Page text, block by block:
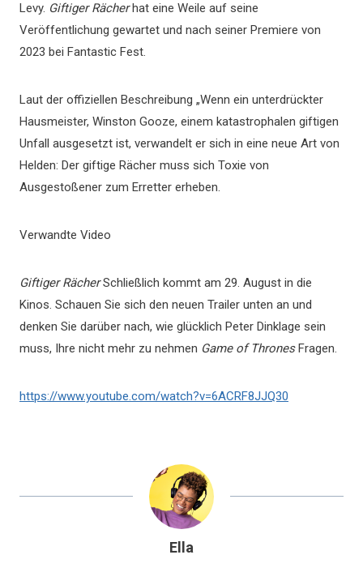
Levy. Giftiger Rächerhat eine Weile auf seine
Veröffentlichung gewartet und nach seiner Premiere von
2023 bei Fantastic Fest.
Laut der offiziellen Beschreibung „Wenn ein unterdrückter
Hausmeister, Winston Gooze, einem katastrophalen giftigen
Unfall ausgesetzt ist, verwandelt er sich in eine neue Art von
Helden: Der giftige Rächer muss sich Toxie von
Ausgestoßener zum Erretter erheben.
Verwandte Video
Giftiger RächerSchließlich kommt am 29. August in die
Kinos. Schauen Sie sich den neuen Trailer unten an und
denken Sie darüber nach, wie glücklich Peter Dinklage sein
muss, Ihre nicht mehr zu nehmen Game of ThronesFragen.
https://www.youtube.com/watch?v=6ACRF8JJQ30
Ella